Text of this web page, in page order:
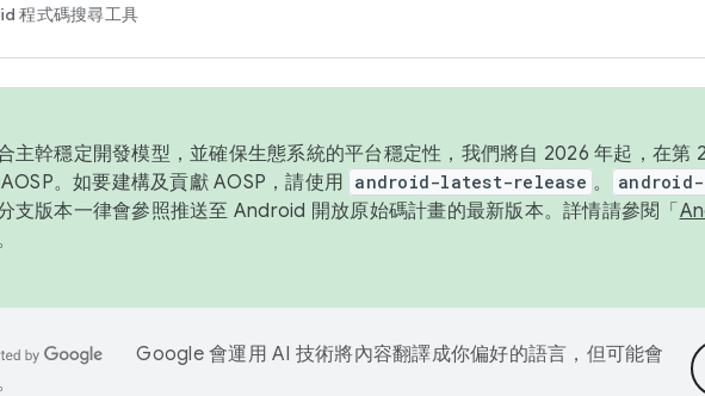
程式碼搜尋工具
主幹穩定開發模型，並確保生態系統的平台穩定性，我們將自 2026 年起，在第
。如要建構及貢獻 AOSP，請使用 android-latest-release 。
支版本一律會參照推送至 Android 開放原始碼計畫的最新版本。詳情請參閱「
Google 會運用 AI 技術將內容翻譯成你偏好的語言，但可能會